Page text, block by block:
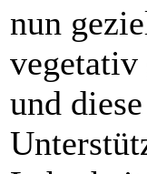
nun
vegetativ
und